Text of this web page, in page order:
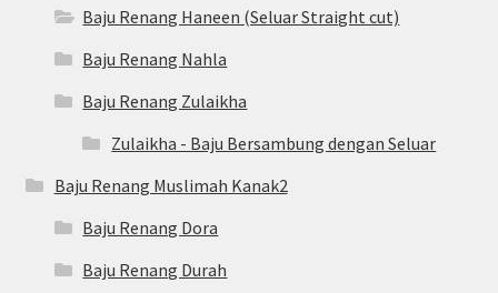
Baju Renang Haneen (Seluar Straight cut)
Baju Renang Nahla
Baju Renang Zulaikha
Zulaikha - Baju Bersambung dengan Seluar
Baju Renang Muslimah Kanak2
Baju Renang Dora
Baju Renang Durah